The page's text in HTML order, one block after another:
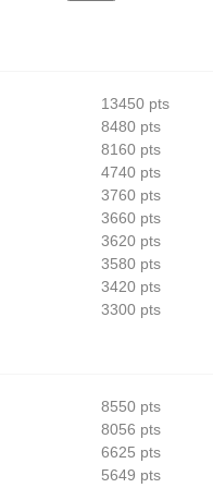
16:22
véritable désastre"
13450 pts
8480 pts
8160 pts
4740 pts
3760 pts
3660 pts
3620 pts
3580 pts
3420 pts
3300 pts
8550 pts
8056 pts
6625 pts
5649 pts